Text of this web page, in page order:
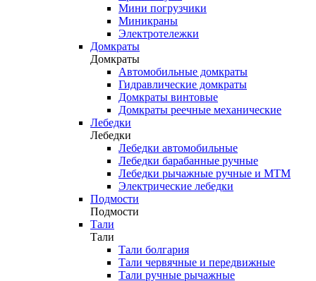
Мини погрузчики
Миникраны
Электротележки
Домкраты
Домкраты
Автомобильные домкраты
Гидравлические домкраты
Домкраты винтовые
Домкраты реечные механические
Лебедки
Лебедки
Лебедки автомобильные
Лебедки барабанные ручные
Лебедки рычажные ручные и МТМ
Электрические лебедки
Подмости
Подмости
Тали
Тали
Тали болгария
Тали червячные и передвижные
Тали ручные рычажные